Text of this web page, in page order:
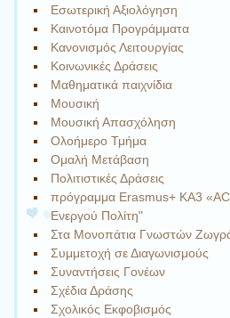
Εσωτερική Αξιολόγηση
Καινοτόμα Προγράμματα
Κανονισμός Λειτουργίας
Κοινωνικές Δράσεις
Μαθηματικά παιχνίδια
Μουσική
Μουσική Απασχόληση
Ολοήμερο Τμήμα
Ομαλή Μετάβαση
Πολιτιστικές Δράσεις
πρόγραμμα Erasmus+ KA3
Eνεργού Πολίτη"
Στα Μονοπάτια Γνωστών
Συμμετοχή σε Διαγωνισμούς
Συναντήσεις Γονέων
Σχέδια Δράσης
Σχολικός Εκφοβισμός